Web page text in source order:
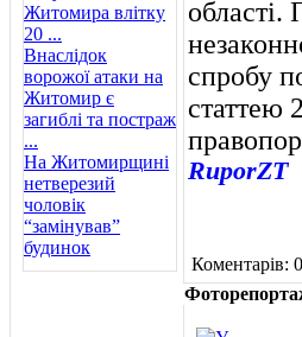
Житомира влітку
20 ...
Внаслідок
ворожої атаки на
Житомир є
загиблі та постраж
...
На Житомирщині
нетверезий
чоловік
“замінував”
будинок
області.
спробу
статтею
RuporZT
Коментарів: 0